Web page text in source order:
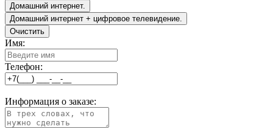
Домашний интернет.
Домашний интернет + цифровое телевидение.
Очистить
Имя:
Телефон:
Информация о заказе: